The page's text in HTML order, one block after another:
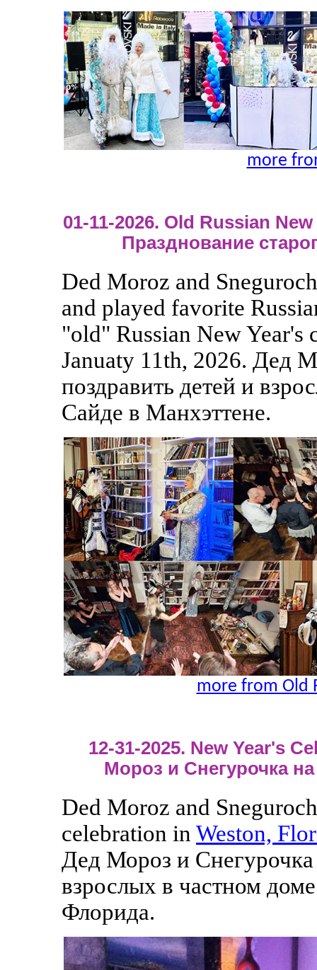
more
01-11-2026. Old Russian
Празднование
Ded Moroz and
and played favorite
"old" Russian New Year's
Januaty 11th, 2026. Дед
поздравить детей и
Сайде в Манхэттене.
more from Old
12-31-2025. New Year's
Мороз и Снегурочка
Ded Moroz and
celebration in Weston,
Дед Мороз и Снегурочка
взрослых в частном
Флорида.